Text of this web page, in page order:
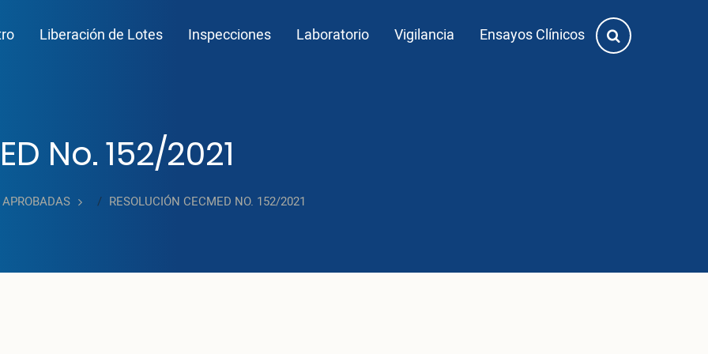
navigation
Liberación de Lotes Inspecciones Laboratorio Vigilancia Ensayos Clínicos
No. 152/2021
APROBADAS RESOLUCIÓN CECMED NO. 152/2021